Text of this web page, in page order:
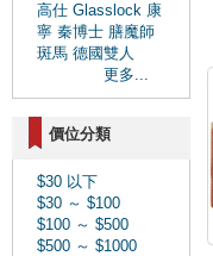
高仕 Glasslock 康
寧 秦博士 膳魔師
斑馬 德國雙人
更多...
價位分類
$30 以下
$30 ～ $100
$100 ～ $500
$500 ～ $1000